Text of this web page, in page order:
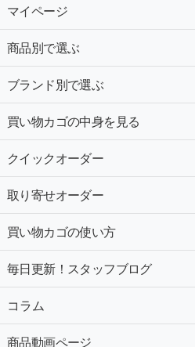
マイページ
商品別で選ぶ
ブランド別で選ぶ
買い物カゴの中身を見る
クイックオーダー
取り寄せオーダー
買い物カゴの使い方
毎日更新！スタッフブログ
コラム
商品動画ページ